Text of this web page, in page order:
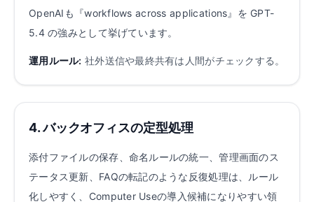
OpenAIも『workflows across applications』を GPT-
5.4 の強みとして挙げています。
運用ルール: 社外送信や最終共有は人間がチェックする。
4. バックオフィスの定型処理
添付ファイルの保存、命名ルールの統一、管理画面のス
テータス更新、FAQの転記のような反復処理は、ルール
化しやすく、Computer Useの導入候補になりやすい領